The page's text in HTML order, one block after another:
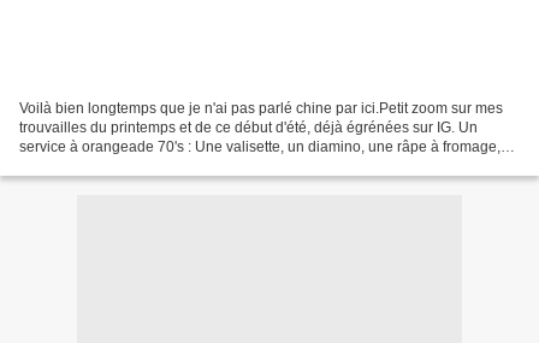
Voilà bien longtemps que je n'ai pas parlé chine par ici.Petit zoom sur mes
trouvailles du printemps et de ce début d'été, déjà égrénées sur IG. Un
service à orangeade 70's : Une valisette, un diamino, une râpe à fromage,